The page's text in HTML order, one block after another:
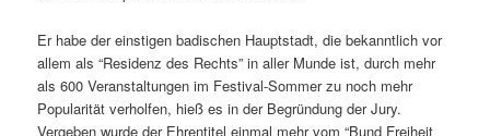
Er habe der einstigen badischen Hauptstadt, die bekanntlich vor
allem als “Residenz des Rechts” in aller Munde ist, durch mehr
als 600 Veranstaltungen im Festival-Sommer zu noch mehr
Popularität verholfen, hieß es in der Begründung der Jury.
Vergeben wurde der Ehrentitel einmal mehr vom “Bund Freiheit